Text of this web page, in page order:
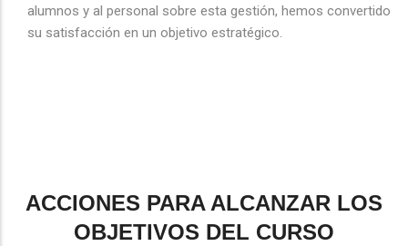
alumnos y al personal sobre esta gestión, hemos convertido
su satisfacción en un objetivo estratégico.
ACCIONES PARA ALCANZAR LOS
OBJETIVOS DEL CURSO